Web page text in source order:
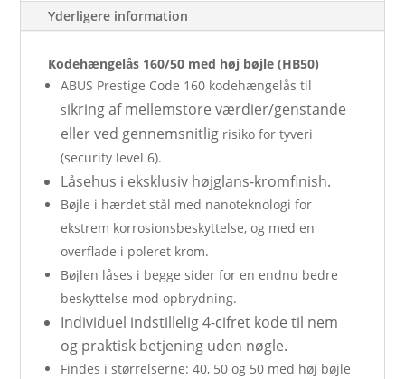
Yderligere information
Kodehængelås 160/50 med høj bøjle (HB50)
ABUS Prestige Code 160 kodehængelås til
sikring af mellemstore værdier/genstande
eller ved gennemsnitlig risiko for tyveri
(security level 6).
Låsehus i eksklusiv højglans-kromfinish.
Bøjle i hærdet stål med nanoteknologi for
ekstrem korrosionsbeskyttelse, og med en
overflade i poleret krom.
Bøjlen låses i begge sider for en endnu bedre
beskyttelse mod opbrydning.
Individuel indstillelig 4-cifret kode til nem
og praktisk betjening uden nøgle.
Findes i størrelserne: 40, 50 og 50 med høj bøjle